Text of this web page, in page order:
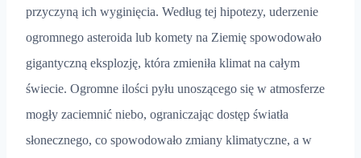
przyczyną ich wyginięcia. Według tej hipotezy, uderzenie
ogromnego asteroida lub komety na Ziemię spowodowało
gigantyczną eksplozję, która zmieniła klimat na całym
świecie. Ogromne ilości pyłu unoszącego się w atmosferze
mogły zaciemnić niebo, ograniczając dostęp światła
słonecznego, co spowodowało zmiany klimatyczne, a w